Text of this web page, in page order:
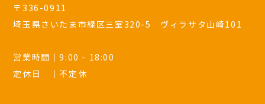
〒336-0911
埼玉県さいたま市緑区三室320-5 ヴィラサタ山崎101
営業時間｜9:00 - 18:00
定休日 ｜不定休